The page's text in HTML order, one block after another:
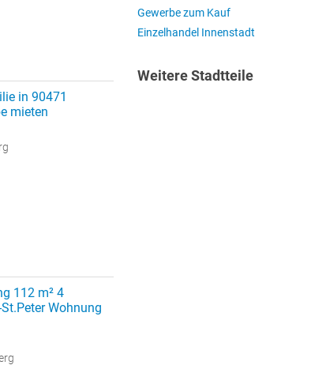
in 90471
mieten
112 m² 4
Wohnung
Gewerbe zum Kauf
Einzelhandel Innenstadt
Weitere Stadtteile